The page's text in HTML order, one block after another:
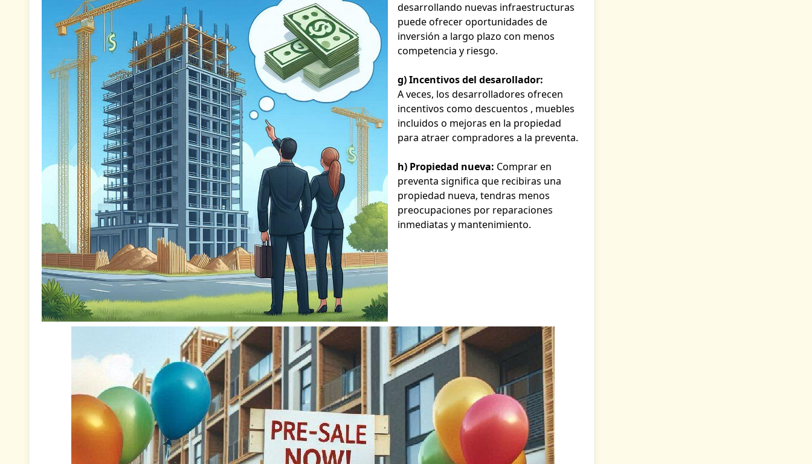
desarrollando nuevas infraestructuras
puede ofrecer oportunidades de
inversión a largo plazo con menos
competencia y riesgo.
g)Incentivos del desarollador:
A veces, los desarrolladores ofrecen
incentivos como descuentos , muebles
incluidos o mejoras en la propiedad
para atraer compradores a la preventa.
h) Propiedad nueva: Comprar en
preventa significa que recibiras una
propiedad nueva, tendras menos
preocupaciones por reparaciones
inmediatas y mantenimiento.